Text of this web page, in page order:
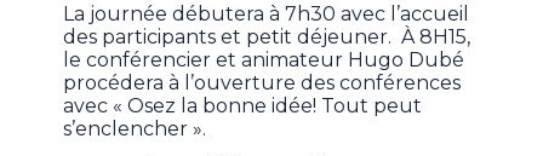
La journée débutera à 7h30 avec l’accueil
des participants et petit déjeuner. À 8H15,
le conférencier et animateur Hugo Dubé
procédera à l’ouverture des conférences
avec « Osez la bonne idée! Tout peut
s’enclencher ».